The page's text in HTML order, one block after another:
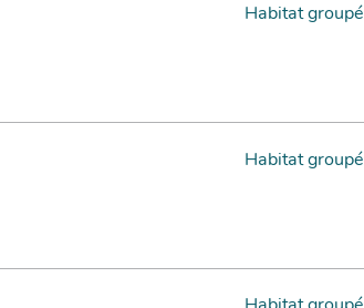
Habitat groupé
Habitat groupé